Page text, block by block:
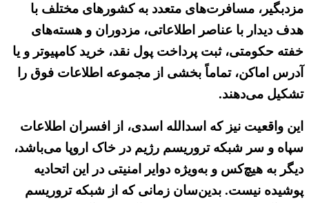
مزدبگیر، مسافرت‌های متعدد به کشورهای مختلف با
هدف دیدار با عناصر اطلاعاتی، مزدوران و هسته‌های
خفته حکومتی، ثبت پرداخت پول نقد، خرید کامپیوتر و یا
آدرس اماکن، تماماً بخشی از مجموعه اطلاعات فوق را
تشکیل می‌دهند.
این واقعیت نیز که اسدالله اسدی، از افسران اطلاعات
سپاه و سر شبکه تروریسم رژیم در خاک اروپا می‌باشد،
دیگر به هیچ‌کس و به‌ویژه دوایر امنیتی در این اتحادیه
پوشیده نیست. بدین‌سان زمانی که از شبکه تروریسم